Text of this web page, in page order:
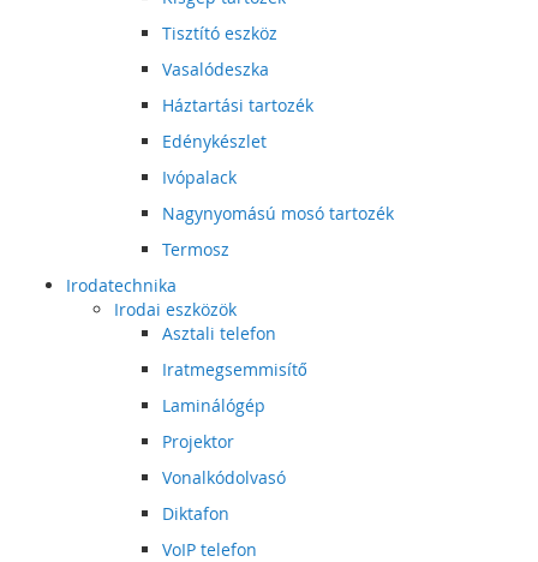
Tisztító eszköz
Vasalódeszka
Háztartási tartozék
Edénykészlet
Ivópalack
Nagynyomású mosó tartozék
Termosz
Irodatechnika
Irodai eszközök
Asztali telefon
Iratmegsemmisítő
Laminálógép
Projektor
Vonalkódolvasó
Diktafon
VoIP telefon